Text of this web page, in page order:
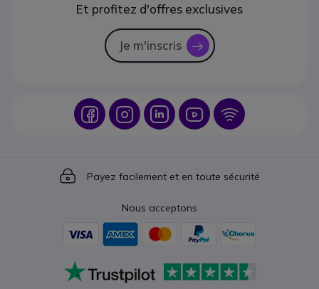
Et profitez d'offres exclusives
Je m'inscris icon
Icon IconIcon Icon Icon
Icon
Payez facilement et en toute sécurité
Nous acceptons